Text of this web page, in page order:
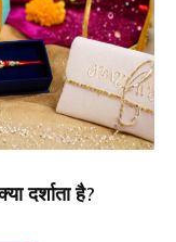
दर्शाता है?